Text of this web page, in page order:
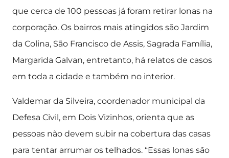
que cerca de 100 pessoas já foram retirar lonas na
corporação. Os bairros mais atingidos são Jardim
da Colina, São Francisco de Assis, Sagrada Família,
Margarida Galvan, entretanto, há relatos de casos
em toda a cidade e também no interior.
Valdemar da Silveira, coordenador municipal da
Defesa Civil, em Dois Vizinhos, orienta que as
pessoas não devem subir na cobertura das casas
para tentar arrumar os telhados. “Essas lonas são